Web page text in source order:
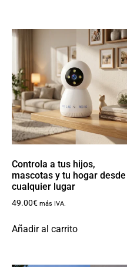
Controla a tus hijos,
mascotas y tu hogar desde
cualquier lugar
49.00€ más IVA.
Añadir al carrito